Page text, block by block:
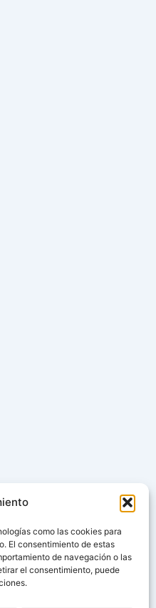
como las cookies para
El consentimiento de estas
de navegación o las
el consentimiento, puede